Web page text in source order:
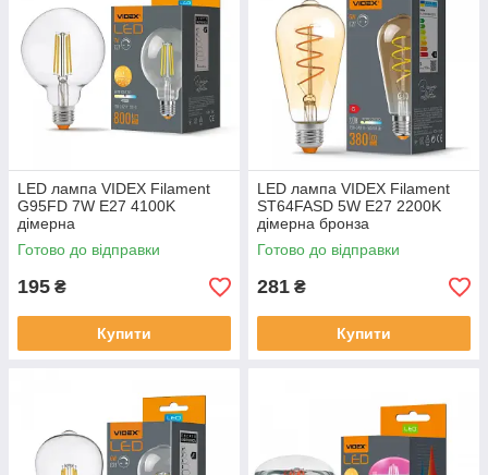
LED лампа VIDEX Filament
G95FD 7W E27 4100K
дімерна
Готово до відправки
195 ₴
Купити
LED лампа VIDEX Filament
ST64FASD 5W E27 2200K
дімерна бронза
Готово до відправки
281 ₴
Купити